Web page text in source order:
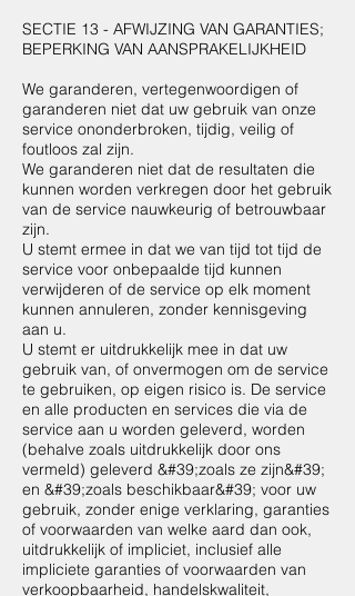
SECTIE 13 - AFWIJZING VAN GARANTIES;
BEPERKING VAN AANSPRAKELIJKHEID
We garanderen, vertegenwoordigen of
garanderen niet dat uw gebruik van onze
service ononderbroken, tijdig, veilig of
foutloos zal zijn.
We garanderen niet dat de resultaten die
kunnen worden verkregen door het gebruik
van de service nauwkeurig of betrouwbaar
zijn.
U stemt ermee in dat we van tijd tot tijd de
service voor onbepaalde tijd kunnen
verwijderen of de service op elk moment
kunnen annuleren, zonder kennisgeving
aan u.
U stemt er uitdrukkelijk mee in dat uw
gebruik van, of onvermogen om de service
te gebruiken, op eigen risico is. De service
en alle producten en services die via de
service aan u worden geleverd, worden
(behalve zoals uitdrukkelijk door ons
vermeld) geleverd &#39;zoals ze zijn&#39;
en &#39;zoals beschikbaar&#39; voor uw
gebruik, zonder enige verklaring, garanties
of voorwaarden van welke aard dan ook,
uitdrukkelijk of impliciet, inclusief alle
impliciete garanties of voorwaarden van
verkoopbaarheid, handelskwaliteit,